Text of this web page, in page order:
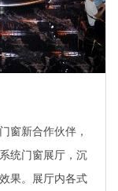
窗新合作伙伴，
统门窗展厅，沉
果。展厅内各式